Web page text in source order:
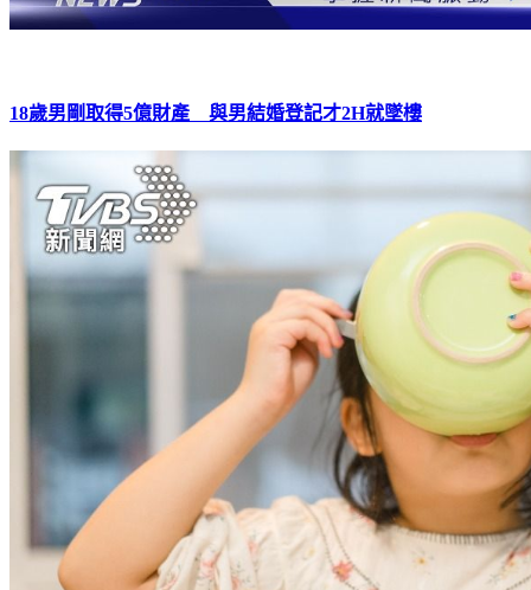
18歲男剛取得5億財產 與男結婚登記才2H就墜樓